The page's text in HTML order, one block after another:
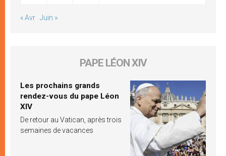
« Avr Juin »
PAPE LÉON XIV
Les prochains grands
rendez-vous du pape Léon
XIV
De retour au Vatican, après trois
semaines de vacances